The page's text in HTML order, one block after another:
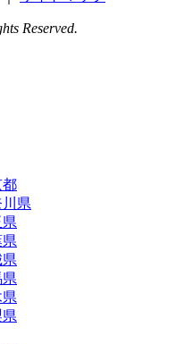
Reserved.
都
県